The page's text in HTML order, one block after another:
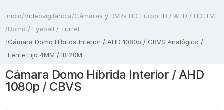
Inicio/Videovigilancia/Cámaras y DVRs HD TurboHD / AHD / HD-TVI
/Domo / Eyeball / Turret
/Cámara Domo Híbrida Interior / AHD 1080p / CBVS Analógico /
Lente Fijo 4MM / IR 20M
Cámara Domo Híbrida Interior / AHD
1080p / CBVS